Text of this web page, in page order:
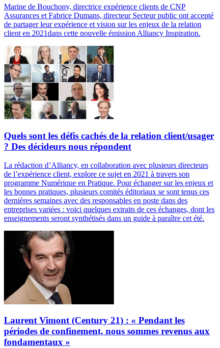
Marine de Bouchony, directrice expérience clients de CNP
Assurances et Fabrice Dumans, directeur Secteur public ont accepté
de partager leur expérience et vision sur les enjeux de la relation
client en 2021dans cette nouvelle émission Alliancy Inspiration.
Quels sont les défis cachés de la relation client/usager
? Des décideurs nous répondent
La rédaction d’Alliancy, en collaboration avec plusieurs directeurs
de l’expérience client, explore ce sujet en 2021 à travers son
programme Numérique en Pratique. Pour échanger sur les enjeux et
les bonnes pratiques, plusieurs comités éditoriaux se sont tenus ces
dernières semaines avec des responsables en poste dans des
entreprises variées : voici quelques extraits de ces échanges, dont les
enseignements seront synthétisés dans un guide à paraître cet été.
Laurent Vimont (Century 21) : « Pendant les
périodes de confinement, nous sommes revenus aux
fondamentaux »